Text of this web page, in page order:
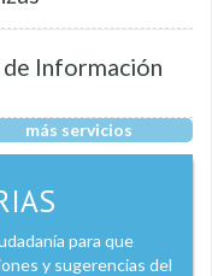
Información
más servicios
para que
y sugerencias del